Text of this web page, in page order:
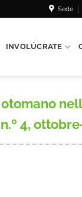
Sede
INVOLÚCRATE
otomano
4,